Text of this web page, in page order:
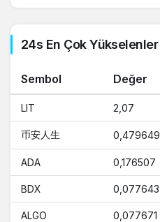
24s En Çok Yükselenler
Sembol Değer
LIT 2,07
币安人生 0,479649
ADA 0,176507
BDX 0,077643
ALGO 0,077671